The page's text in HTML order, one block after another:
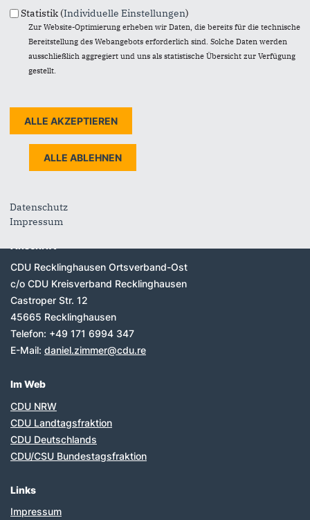
Originales Bild downloaden
Element 6 von 9
Fußbereich
CDU Recklinghausen Ortsverband-Ost
c/o CDU Kreisverband Recklinghausen
Castroper Str. 12
45665 Recklinghausen
Telefon: +49 171 6994 347
E-Mail: daniel.zimmer@cdu.re
Im Web
CDU NRW
CDU Landtagsfraktion
CDU Deutschlands
CDU/CSU Bundestagsfraktion
Links
Impressum
Statistik (Individuelle Einstellungen)
Zur Website-Optimierung erheben wir Daten, die bereits für die technische
Bereitstellung des Webangebots erforderlich sind. Solche Daten werden
ausschließlich aggregiert und uns als statistische Übersicht zur Verfügung
gestellt.
Datenschutz
Impressum